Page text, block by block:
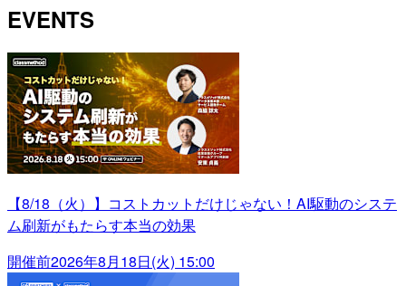
EVENTS
【8/18（火）】コストカットだけじゃない！AI駆動のシステ
ム刷新がもたらす本当の効果
開催前2026年8月18日(火) 15:00